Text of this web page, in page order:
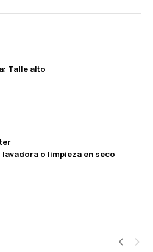
Talle alto
o limpieza en seco